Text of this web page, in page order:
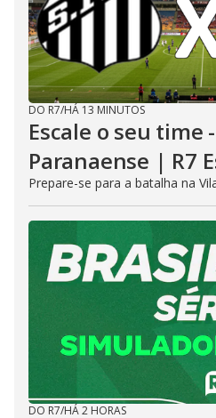
DO R7/HÁ 13 MINUTOS
Escale o seu time
Paranaense | R7
Prepare-se para a batalha na
DO R7/HÁ 2 HORAS